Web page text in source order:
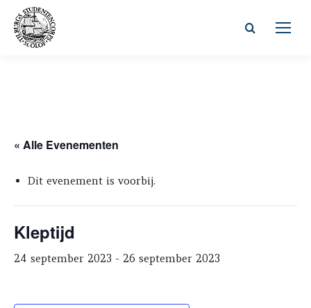
Zoeken:
« Alle Evenementen
Dit evenement is voorbij.
Kleptijd
24 september 2023 - 26 september 2023